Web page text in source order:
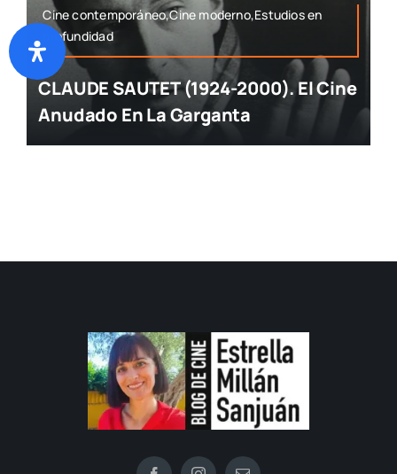
Cine contemporáneo,Cine moderno,Estudios en
profundidad
CLAUDE SAUTET (1924-2000). El Cine
Anudado En La Garganta